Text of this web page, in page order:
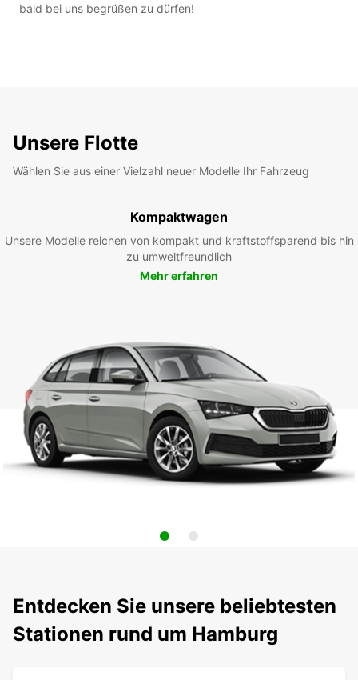
bald bei uns begrüßen zu dürfen!
Unsere Flotte
Wählen Sie aus einer Vielzahl neuer Modelle Ihr Fahrzeug
Kompaktwagen
Unsere Modelle reichen von kompakt und kraftstoffsparend bis hin
zu umweltfreundlich
Mehr erfahren
Entdecken Sie unsere beliebtesten
Stationen rund um Hamburg